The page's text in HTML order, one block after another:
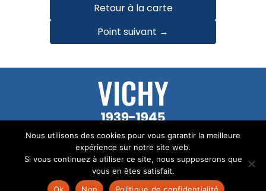
Retour à la carte
Point suivant →
© Tous les textes de ce site sont la propriété
d’Audrey Mallet.
Mentions Légales
Site réalisé parTUKA
Nous utilisons des cookies pour vous garantir la meilleure
expérience sur notre site web.
Si vous continuez à utiliser ce site, nous supposerons que
vous en êtes satisfait.
Ok
Non Politique de confidentialité